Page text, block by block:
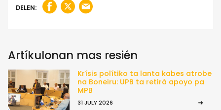
DELEN:
Artíkulonan mas resién
Krísis polítiko ta lanta kabes atrobe
na Boneiru: UPB ta retirá apoyo pa
MPB
31 JULY 2026